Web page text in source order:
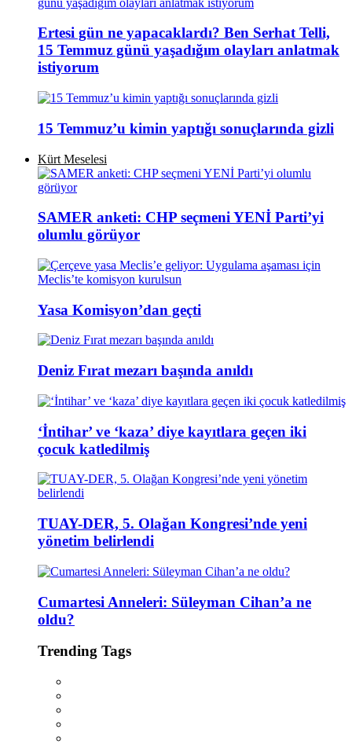
Ertesi gün ne yapacaklardı? Ben Serhat Telli,
15 Temmuz günü yaşadığım olayları anlatmak
istiyorum
15 Temmuz’u kimin yaptığı sonuçlarında gizli
Kürt Meselesi
SAMER anketi: CHP seçmeni YENİ Parti’yi
olumlu görüyor
Yasa Komisyon’dan geçti
Deniz Fırat mezarı başında anıldı
‘İntihar’ ve ‘kaza’ diye kayıtlara geçen iki
çocuk katledilmiş
TUAY-DER, 5. Olağan Kongresi’nde yeni
yönetim belirlendi
Cumartesi Anneleri: Süleyman Cihan’a ne
oldu?
Trending Tags